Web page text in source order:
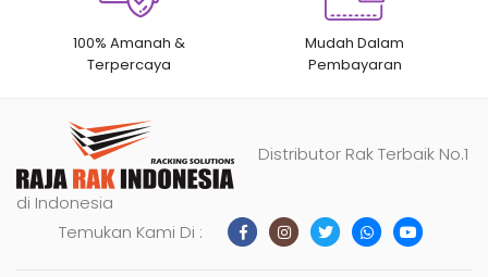
100% Amanah &
Terpercaya
Mudah Dalam
Pembayaran
Distributor Rak Terbaik No.1
di Indonesia
Temukan Kami Di :